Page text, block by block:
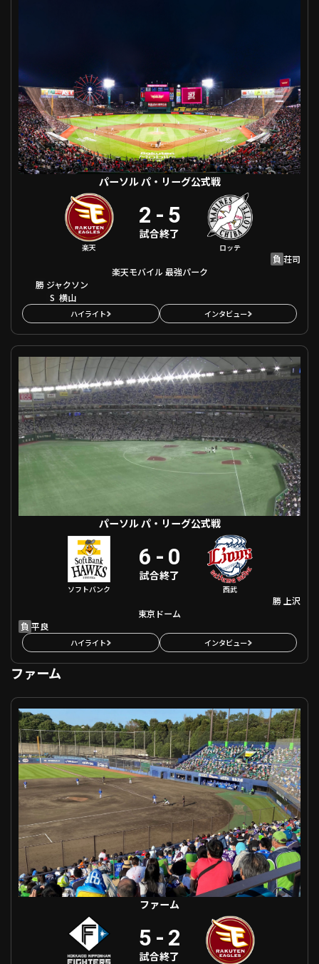
特定商取引法の表示 アルバイト募集（別ウィンドウで開く
動画を検索（選手・チーム・プレー内容…）
パーソル パ・リーグ公式戦
楽天
2 - 5
試合終了
ロッテ
負 荘司
楽天モバイル 最強パーク
勝 ジャクソン
S 横山
ハイライト インタビュー
パーソル パ・リーグ公式戦 福岡ソフトバンク VS 埼玉西武
パーソル パ・リーグ公式戦
ソフトバンク
6 - 0
試合終了
西武
勝 上沢
東京ドーム
負 平良
ハイライト インタビュー
ファーム
ファーム 北海道日本ハム VS 東北楽天
ファーム
5 - 2
試合終了